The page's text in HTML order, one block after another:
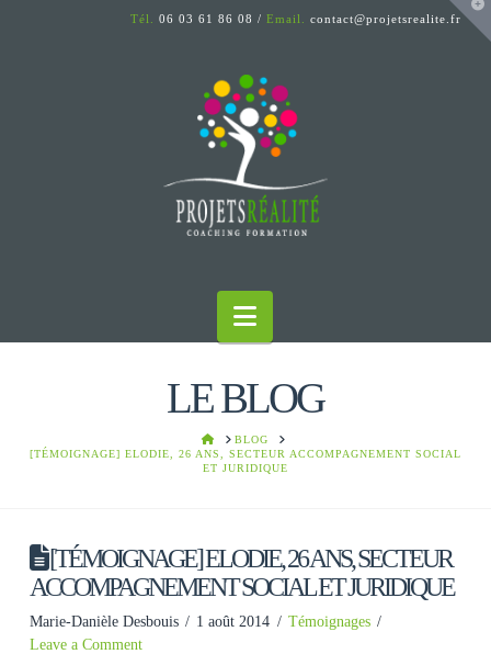
Tél. 06 03 61 86 08 /Email.contact@projetsrealite.fr
Navigation
LE BLOG
HOMEBLOG
[TÉMOIGNAGE] ELODIE, 26 ANS, SECTEUR ACCOMPAGNEMENT SOCIAL
ET JURIDIQUE
[TÉMOIGNAGE] ELODIE, 26 ANS, SECTEUR
ACCOMPAGNEMENT SOCIAL ET JURIDIQUE
Marie-Danièle Desbouis 1 août 2014
Témoignages
Leave a Comment